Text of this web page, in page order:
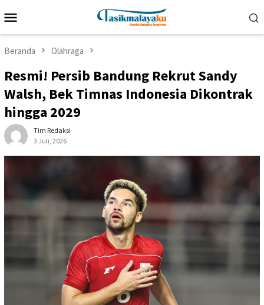
ke
Mobile
Beranda Olahraga
Resmi! Persib Bandung Rekrut Sandy
Walsh, Bek Timnas Indonesia Dikontrak
hingga 2029
Tim Redaksi
3 Juli, 2026